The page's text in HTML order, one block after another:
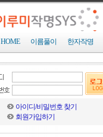
HOME 이름풀이 한자작명
아이디/비밀번호 찾기
회원가입하기